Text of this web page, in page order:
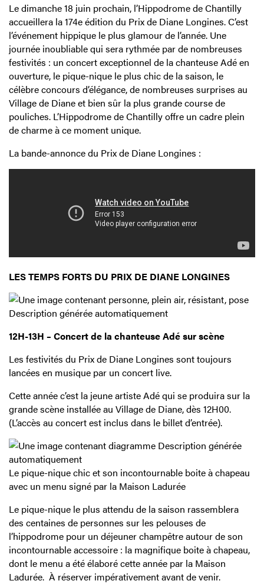
Le dimanche 18 juin prochain, l’Hippodrome de Chantilly
accueillera la 174e édition du Prix de Diane Longines. C’est
l’événement hippique le plus glamour de l’année. Une
journée inoubliable qui sera rythmée par de nombreuses
festivités : un concert exceptionnel de la chanteuse Adé en
ouverture, le pique-nique le plus chic de la saison, le
célèbre concours d’élégance, de nombreuses surprises au
Village de Diane et bien sûr la plus grande course de
pouliches. L’Hippodrome de Chantilly offre un cadre plein
de charme à ce moment unique.
La bande-annonce du Prix de Diane Longines :
LES TEMPS FORTS DU PRIX DE DIANE LONGINES
12H-13H – Concert de la chanteuse Adé sur scène
Les festivités du Prix de Diane Longines sont toujours
lancées en musique par un concert live.
Cette année c’est la jeune artiste Adé qui se produira sur la
grande scène installée au Village de Diane, dès 12H00.
(L’accès au concert est inclus dans le billet d’entrée).
Le pique-nique chic et son incontournable boite à chapeau
avec un menu signé par la Maison Ladurée
Le pique-nique le plus attendu de la saison rassemblera
des centaines de personnes sur les pelouses de
l’hippodrome pour un déjeuner champêtre autour de son
incontournable accessoire : la magnifique boite à chapeau,
dont le menu a été élaboré cette année par la Maison
Ladurée. À réserver impérativement avant de venir.